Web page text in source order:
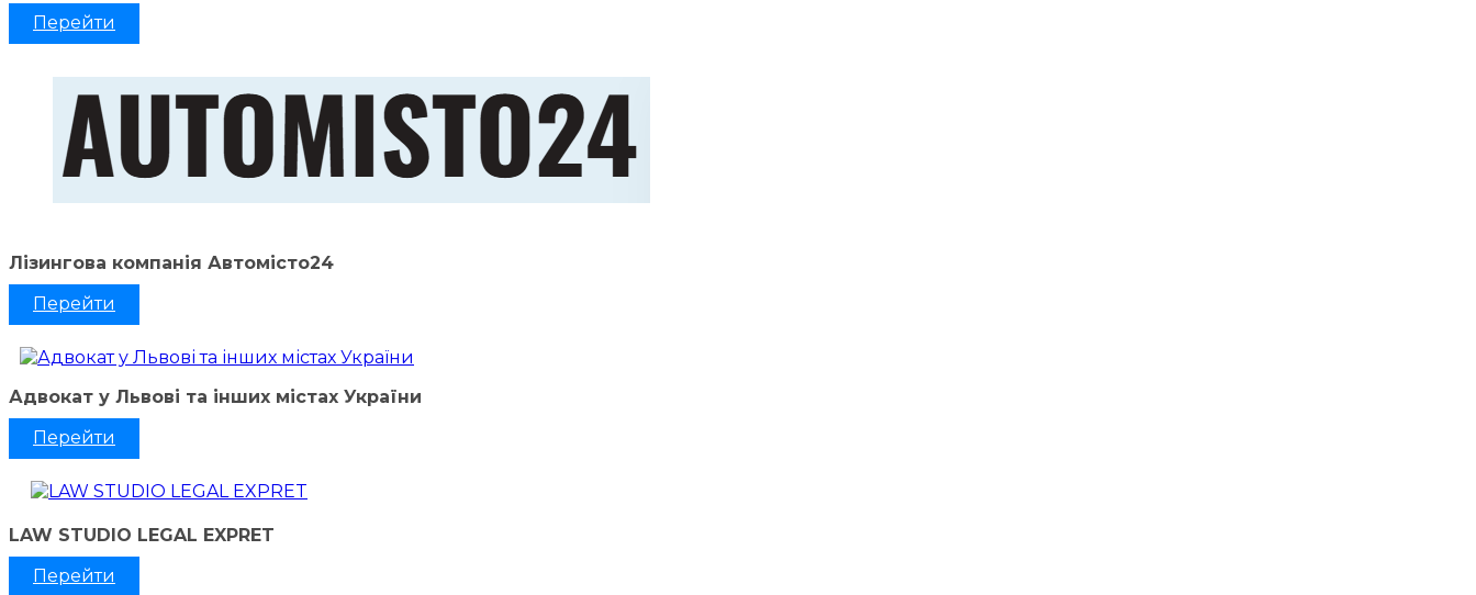
Перейти
Лізингова компанія Автомісто24
Перейти
Адвокат у Львові та інших містах України
Перейти
LAW STUDIO LEGAL EXPRET
Перейти